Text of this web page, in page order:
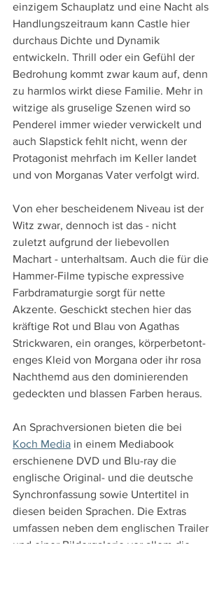
einzigem Schauplatz und eine Nacht als
Handlungszeitraum kann Castle hier
durchaus Dichte und Dynamik
entwickeln. Thrill oder ein Gefühl der
Bedrohung kommt zwar kaum auf, denn
zu harmlos wirkt diese Familie. Mehr in
witzige als gruselige Szenen wird so
Penderel immer wieder verwickelt und
auch Slapstick fehlt nicht, wenn der
Protagonist mehrfach im Keller landet
und von Morganas Vater verfolgt wird.
Von eher bescheidenem Niveau ist der
Witz zwar, dennoch ist das - nicht
zuletzt aufgrund der liebevollen
Machart - unterhaltsam. Auch die für die
Hammer-Filme typische expressive
Farbdramaturgie sorgt für nette
Akzente. Geschickt stechen hier das
kräftige Rot und Blau von Agathas
Strickwaren, ein oranges, körperbetont-
enges Kleid von Morgana oder ihr rosa
Nachthemd aus den dominierenden
gedeckten und blassen Farben heraus.
An Sprachversionen bieten die bei
Koch Media in einem Mediabook
erschienene DVD und Blu-ray die
englische Original- und die deutsche
Synchronfassung sowie Untertitel in
diesen beiden Sprachen. Die Extras
umfassen neben dem englischen Trailer
und einer Bildergalerie vor allem die